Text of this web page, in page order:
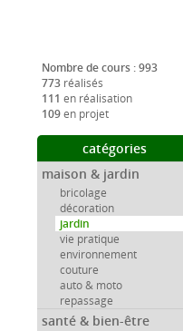
Nombre de cours : 993
773 réalisés
111 en réalisation
109en projet
catégories
maison & jardin
bricolage
décoration
jardin
vie pratique
environnement
couture
auto & moto
repassage
santé & bien-être